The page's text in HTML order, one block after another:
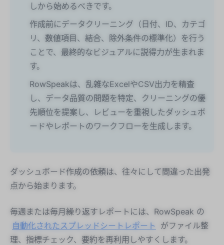
しから始めるべきです。
作成前にデータクリーニング（日付、ID、カテゴ
リ、数値項目、結合、除外条件の標準化）を行う
ことで、最終的なビジュアルに説得力が生まれま
す。
RowSpeakは、乱雑なExcelやCSV出力を精査
し、データ品質の問題を特定、クリーニングの優
先順位を提案し、レビューを重視したダッシュボ
ードやレポートのワークフローを生成します。
ダッシュボード作成の依頼は、往々にして間違った出発
点から始まります。
毎週または毎月繰り返すレポートには、RowSpeak の
自動化されたスプレッドシートレポート がファイル整
理、指標チェック、要約を再利用しやすくします。